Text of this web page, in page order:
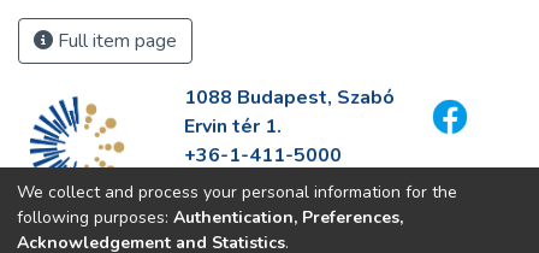
Full item page
1088 Budapest, Szabó
Ervin tér 1.
+36-1-411-5000
info@fszek.hu
https://fszek.hu
We collect and process your personal information for the
following purposes: Authentication, Preferences,
Acknowledgement and Statistics.